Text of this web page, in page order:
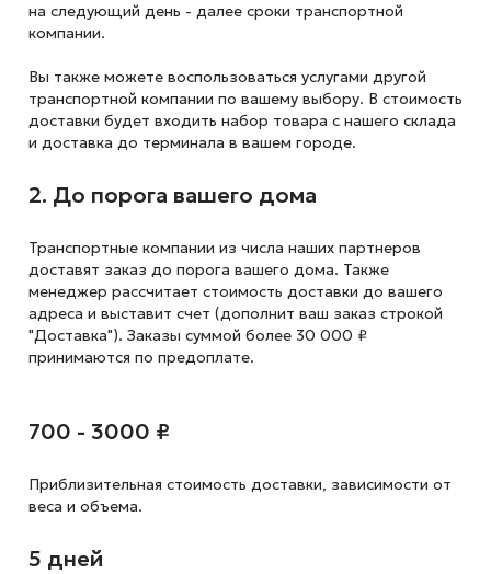
на следующий день - далее сроки транспортной
компании.
Вы также можете воспользоваться услугами другой
транспортной компании по вашему выбору. В стоимость
доставки будет входить набор товара с нашего склада
и доставка до терминала в вашем городе.
2. До порога вашего дома
Транспортные компании из числа наших партнеров
доставят заказ до порога вашего дома. Также
менеджер рассчитает стоимость доставки до вашего
адреса и выставит счет (дополнит ваш заказ строкой
"Доставка"). Заказы суммой более 30 000 ₽
принимаются по предоплате.
700 - 3000 ₽
Приблизительная стоимость доставки, зависимости от
веса и объема.
5 дней